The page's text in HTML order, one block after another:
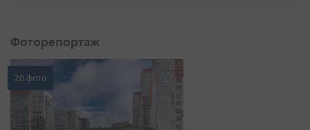
Фоторепортаж
20 фото